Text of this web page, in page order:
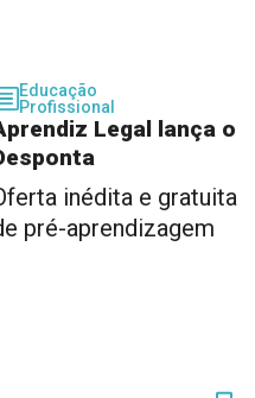
Educação
Profissional
Legal lança o
inédita e gratuita
pré-aprendizagem